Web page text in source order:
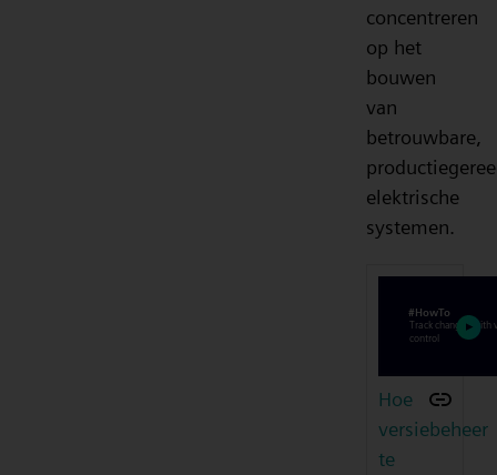
concentreren
op het
bouwen
van
betrouwbare,
elektrische
systemen.
Hoe
versiebeheer
te